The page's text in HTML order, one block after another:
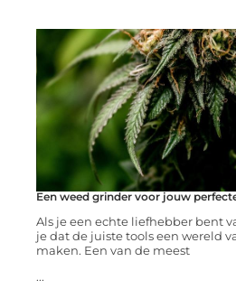
Een weed grinder voor jouw
Als je een echte liefhebber bent
je dat de juiste tools een wereld
maken. Een van de meest
...